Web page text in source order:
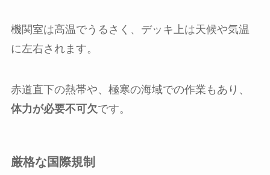
機関室は高温でうるさく、デッキ上は天候や気温
に左右されます。
赤道直下の熱帯や、極寒の海域での作業もあり、
体力が必要不可欠です。
厳格な国際規制